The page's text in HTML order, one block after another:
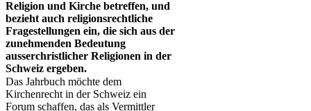
Religion und Kirche betreffen, und
bezieht auch religionsrechtliche
Fragestellungen ein, die sich aus der
zunehmenden Bedeutung
ausserchristlicher Religionen in der
Schweiz ergeben.
Das Jahrbuch möchte dem
Kirchenrecht in der Schweiz ein
Forum schaffen, das als Vermittler